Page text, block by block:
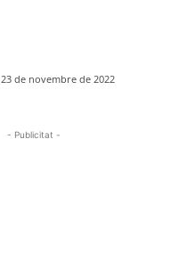
de novembre de 2022
- Publicitat -